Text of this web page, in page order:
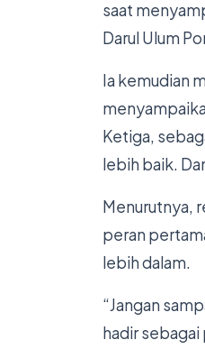
saat
Darul Ulum
Ia kemudian
Ketiga,
lebih baik.
Menurutnya,
peran
lebih dalam.
“Jangan
hadir